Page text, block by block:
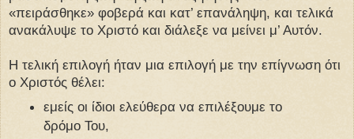
«πειράσθηκε» φοβερά και κατ’ επανάληψη, και τελικά
ανακάλυψε το Χριστό και διάλεξε να μείνει μ’ Αυτόν.
Η τελική επιλογή ήταν μια επιλογή με την επίγνωση ότι
ο Χριστός θέλει:
εμείς οι ίδιοι ελεύθερα να επιλέξουμε το
δρόμο Του,